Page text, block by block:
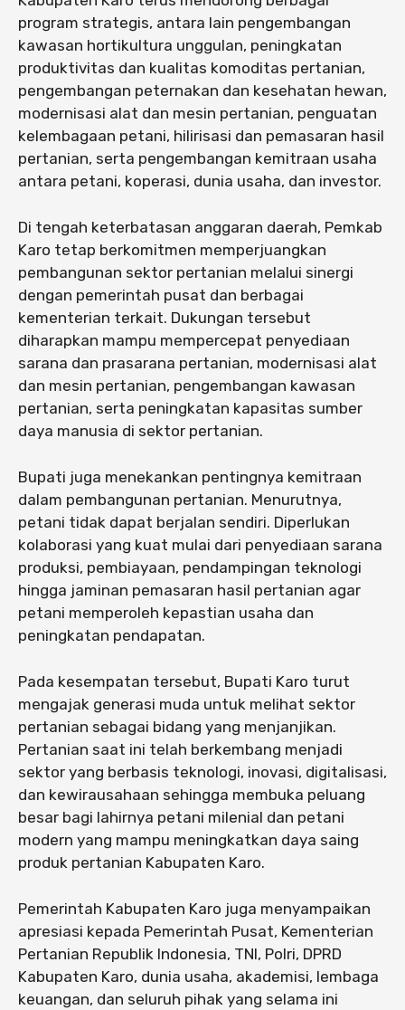
program strategis, antara lain pengembangan
kawasan hortikultura unggulan, peningkatan
produktivitas dan kualitas komoditas pertanian,
pengembangan peternakan dan kesehatan hewan,
modernisasi alat dan mesin pertanian, penguatan
kelembagaan petani, hilirisasi dan pemasaran hasil
pertanian, serta pengembangan kemitraan usaha
antara petani, koperasi, dunia usaha, dan investor.
Di tengah keterbatasan anggaran daerah, Pemkab
Karo tetap berkomitmen memperjuangkan
pembangunan sektor pertanian melalui sinergi
dengan pemerintah pusat dan berbagai
kementerian terkait. Dukungan tersebut
diharapkan mampu mempercepat penyediaan
sarana dan prasarana pertanian, modernisasi alat
dan mesin pertanian, pengembangan kawasan
pertanian, serta peningkatan kapasitas sumber
daya manusia di sektor pertanian.
Bupati juga menekankan pentingnya kemitraan
dalam pembangunan pertanian. Menurutnya,
petani tidak dapat berjalan sendiri. Diperlukan
kolaborasi yang kuat mulai dari penyediaan sarana
produksi, pembiayaan, pendampingan teknologi
hingga jaminan pemasaran hasil pertanian agar
petani memperoleh kepastian usaha dan
peningkatan pendapatan.
Pada kesempatan tersebut, Bupati Karo turut
mengajak generasi muda untuk melihat sektor
pertanian sebagai bidang yang menjanjikan.
Pertanian saat ini telah berkembang menjadi
sektor yang berbasis teknologi, inovasi, digitalisasi,
dan kewirausahaan sehingga membuka peluang
besar bagi lahirnya petani milenial dan petani
modern yang mampu meningkatkan daya saing
produk pertanian Kabupaten Karo.
Pemerintah Kabupaten Karo juga menyampaikan
apresiasi kepada Pemerintah Pusat, Kementerian
Pertanian Republik Indonesia, TNI, Polri, DPRD
Kabupaten Karo, dunia usaha, akademisi, lembaga
keuangan, dan seluruh pihak yang selama ini